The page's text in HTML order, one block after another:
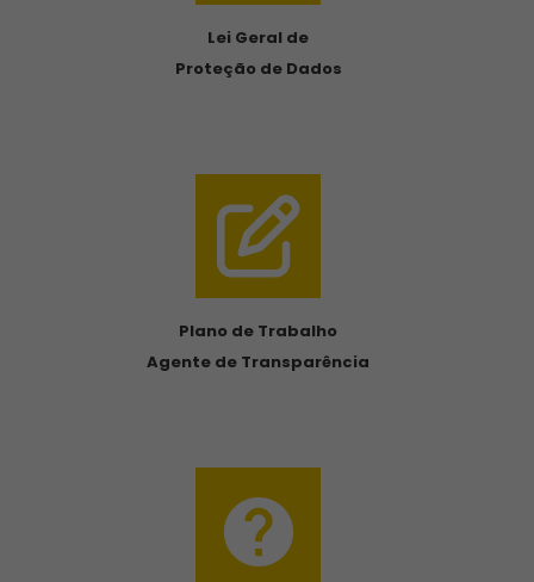
Lei Geral de
Proteção de Dados
Plano de Trabalho
Agente de Transparência